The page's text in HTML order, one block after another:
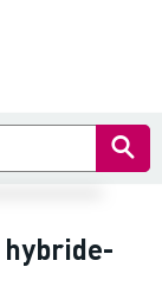
hybride-